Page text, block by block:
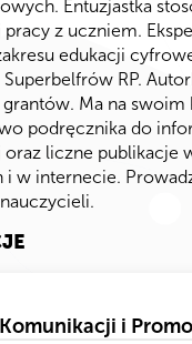
Entuzjastka
z uczniem.
edukacji
Superbelfrów RP. Aut
Ma na swoim
podręcznika do
liczne publikacje
i w internecie.
i